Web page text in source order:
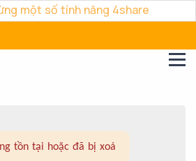
một số tính năng 4share
tồn tại hoặc đã bị xoá